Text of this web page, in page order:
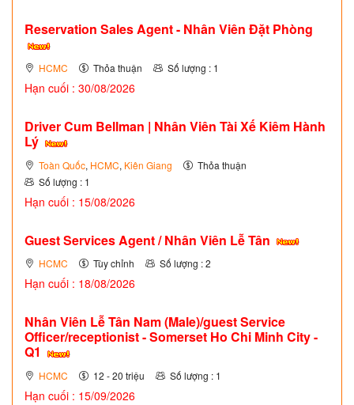
Reservation Sales Agent - Nhân Viên Đặt Phòng
HCMC Thỏa thuận Số lượng : 1
Hạn cuối : 30/08/2026
Driver Cum Bellman | Nhân Viên Tài Xế Kiêm Hành
Lý
Toàn Quốc, HCMC, Kiên Giang
Thỏa thuận
Số lượng : 1
Hạn cuối : 15/08/2026
Guest Services Agent / Nhân Viên Lễ Tân
HCMC Tùy chỉnh Số lượng : 2
Hạn cuối : 18/08/2026
Nhân Viên Lễ Tân Nam (Male)/guest Service
Officer/receptionist - Somerset Ho Chi Minh City -
Q1
HCMC 12 - 20 triệu Số lượng : 1
Hạn cuối : 15/09/2026